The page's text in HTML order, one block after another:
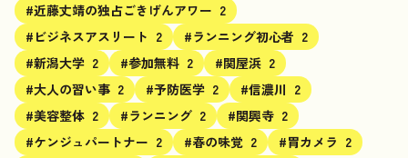
#近藤丈靖の独占ごきげんアワー 2
#ビジネスアスリート 2 #ランニング初心者 2
#新潟大学 2 #参加無料 2 #関屋浜 2
#大人の習い事 2 #予防医学 2 #信濃川 2
#美容整体 2 #ランニング 2 #関興寺 2
#ケンジュパートナー 2 #春の味覚 2 #胃カメラ 2